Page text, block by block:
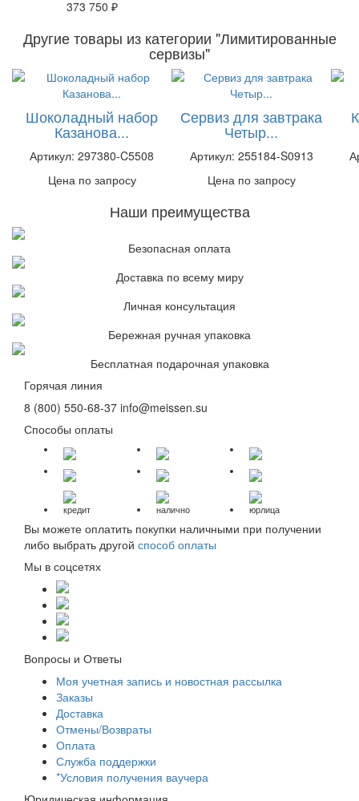
373 750 ₽
Другие товары из категории "Лимитированные
сервизы"
Шоколадный набор
Казанова...
Артикул: 297380-C5508
Цена по запросу
Сервиз для завтрака
Четыр...
Артикул: 255184-S0913
Цена по запросу
Наши преимущества
Безопасная оплата
Доставка по всему миру
Личная консультация
Бережная ручная упаковка
Бесплатная подарочная упаковка
Горячая линия
8 (800) 550-68-37 info@meissen.su
Способы оплаты
кредит налично юрлица
Вы можете оплатить покупки наличными при получении
либо выбрать другой способ оплаты
Мы в соцсетях
Вопросы и Ответы
Моя учетная запись и новостная рассылка
Заказы
Доставка
Отмены/Возвраты
Оплата
Служба поддержки
*Условия получения ваучера